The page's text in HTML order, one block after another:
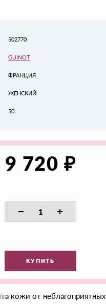
502770
GUINOT
ФРАНЦИЯ
ЖЕНСКИЙ
50
9 720 ₽
КУПИТЬ
кожи от неблагоприятных